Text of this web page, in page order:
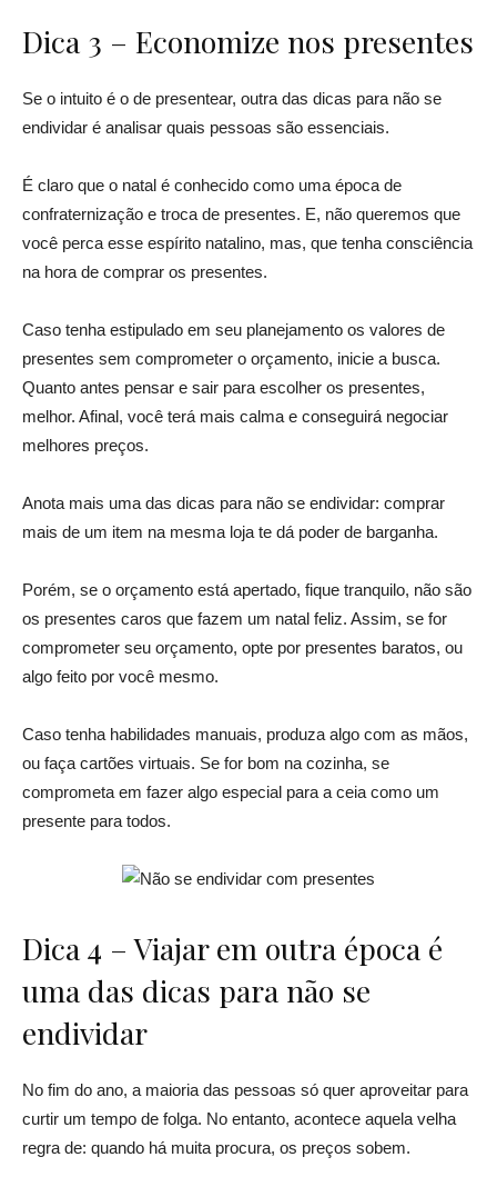
Dica 3 – Economize nos presentes
Se o intuito é o de presentear, outra das dicas para não se
endividar é analisar quais pessoas são essenciais.
É claro que o natal é conhecido como uma época de
confraternização e troca de presentes. E, não queremos que
você perca esse espírito natalino, mas, que tenha consciência
na hora de comprar os presentes.
Caso tenha estipulado em seu planejamento os valores de
presentes sem comprometer o orçamento, inicie a busca.
Quanto antes pensar e sair para escolher os presentes,
melhor. Afinal, você terá mais calma e conseguirá negociar
melhores preços.
Anota mais uma das dicas para não se endividar: comprar
mais de um item na mesma loja te dá poder de barganha.
Porém, se o orçamento está apertado, fique tranquilo, não são
os presentes caros que fazem um natal feliz. Assim, se for
comprometer seu orçamento, opte por presentes baratos, ou
algo feito por você mesmo.
Caso tenha habilidades manuais, produza algo com as mãos,
ou faça cartões virtuais. Se for bom na cozinha, se
comprometa em fazer algo especial para a ceia como um
presente para todos.
Dica 4 – Viajar em outra época é
uma das dicas para não se
endividar
No fim do ano, a maioria das pessoas só quer aproveitar para
curtir um tempo de folga. No entanto, acontece aquela velha
regra de: quando há muita procura, os preços sobem.